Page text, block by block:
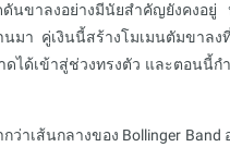
นขาลงอย่างมีนัยสำคัญยังคงอยู่
มา คู่เงินนี้สร้างโมเมนตัมขาล
ได้เข้าสู่ช่วงทรงตัว และตอนนี้ก
าเส้นกลางของ Bollinger